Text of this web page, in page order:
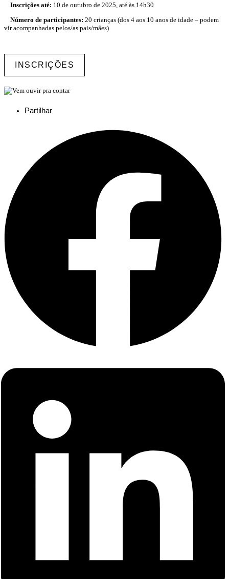
Inscrições até: 10 de outubro de 2025, até às 14h30
Número de participantes: 20 crianças (dos 4 aos 10 anos de idade – podem
vir acompanhadas pelos/as pais/mães)
INSCRIÇÕES
Partilhar